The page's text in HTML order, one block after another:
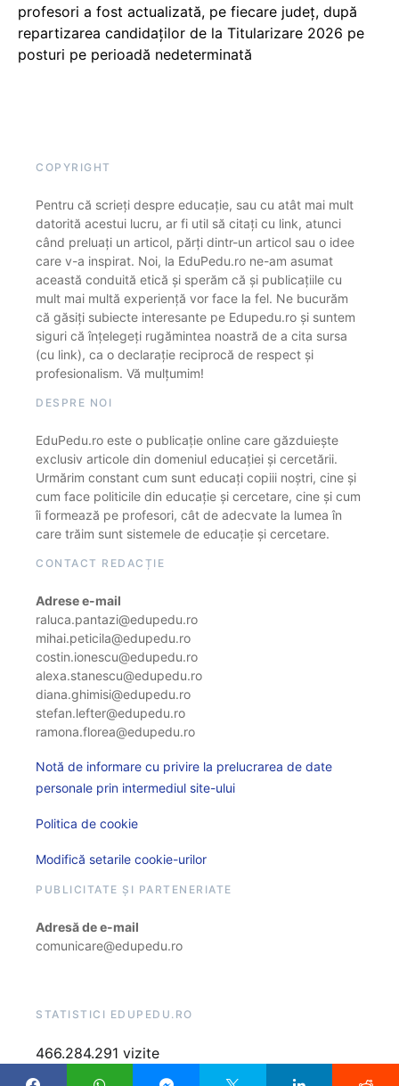
profesori a fost actualizată, pe fiecare județ, după
repartizarea candidaților de la Titularizare 2026 pe
posturi pe perioadă nedeterminată
COPYRIGHT
Pentru că scrieți despre educație, sau cu atât mai mult
datorită acestui lucru, ar fi util să citați cu link, atunci
când preluați un articol, părți dintr-un articol sau o idee
care v-a inspirat. Noi, la EduPedu.ro ne-am asumat
această conduită etică și sperăm că și publicațiile cu
mult mai multă experiență vor face la fel. Ne bucurăm
că găsiți subiecte interesante pe Edupedu.ro și suntem
siguri că înțelegeți rugămintea noastră de a cita sursa
(cu link), ca o declarație reciprocă de respect și
profesionalism. Vă mulțumim!
DESPRE NOI
EduPedu.ro este o publicație online care găzduiește
exclusiv articole din domeniul educației și cercetării.
Urmărim constant cum sunt educați copiii noștri, cine și
cum face politicile din educație și cercetare, cine și cum
îi formează pe profesori, cât de adecvate la lumea în
care trăim sunt sistemele de educație și cercetare.
CONTACT REDACȚIE
Adrese e-mail
raluca.pantazi@edupedu.ro
mihai.peticila@edupedu.ro
costin.ionescu@edupedu.ro
alexa.stanescu@edupedu.ro
diana.ghimisi@edupedu.ro
stefan.lefter@edupedu.ro
ramona.florea@edupedu.ro
Notă de informare cu privire la prelucrarea de date
personale prin intermediul site-ului
Politica de cookie
Modifică setarile cookie-urilor
PUBLICITATE ȘI PARTENERIATE
Adresă de e-mail
comunicare@edupedu.ro
STATISTICI EDUPEDU.RO
466.284.291 vizite